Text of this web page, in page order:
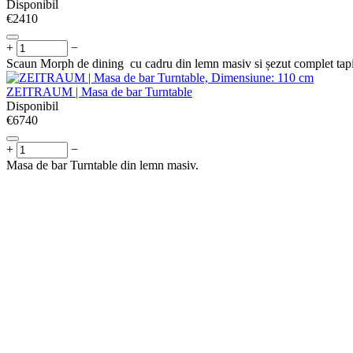
Disponibil
€‍2410‍
+
−
Scaun Morph de dining cu cadru din lemn masiv si șezut complet
ZEITRAUM | Masa de bar Turntable
Disponibil
€‍6740‍
+
−
Masa de bar Turntable din lemn masiv.